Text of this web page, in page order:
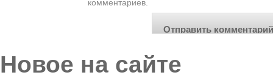
комментариев.
Новое на сайте